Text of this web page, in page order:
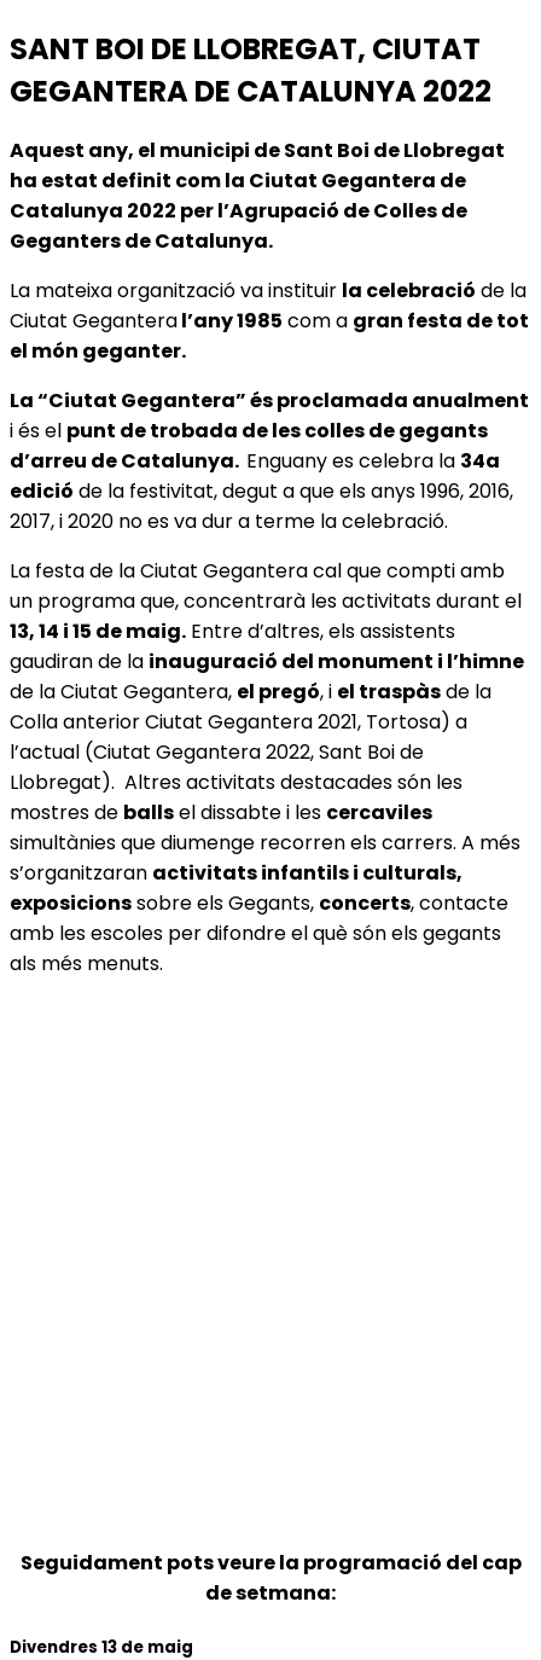
SANT BOI DE LLOBREGAT, CIUTAT
GEGANTERA DE CATALUNYA 2022
Aquest any, el municipi de Sant Boi de Llobregat
ha estat definit com la Ciutat Gegantera de
Catalunya 2022 per l’Agrupació de Colles de
Geganters de Catalunya.
La mateixa organització va instituir la celebració de la
Ciutat Geganteral’any 1985 com a gran festa de tot
el món geganter.
La “Ciutat Gegantera” és proclamada anualment
i és el punt de trobada de les colles de gegants
d’arreu de Catalunya. Enguany es celebra la 34a
edició de la festivitat, degut a que els anys 1996, 2016,
2017, i 2020 no es va dur a terme la celebració.
La festa de la Ciutat Gegantera cal que compti amb
un programa que, concentrarà les activitats durant el
13, 14 i 15 de maig. Entre d’altres, els assistents
gaudiran de la inauguració del monument i l’himne
de la Ciutat Gegantera, el pregó, i el traspàsde la
Colla anterior Ciutat Gegantera 2021, Tortosa) a
l’actual (Ciutat Gegantera 2022, Sant Boi de
Llobregat). Altres activitats destacades són les
mostres de ballsel dissabte i les cercaviles
simultànies que diumenge recorren els carrers. A més
s’organitzaran activitats infantils i culturals,
exposicionssobre els Gegants, concerts, contacte
amb les escoles per difondre el què són els gegants
als més menuts.
Seguidament pots veure la programació del cap
de setmana:
Divendres 13 de maig